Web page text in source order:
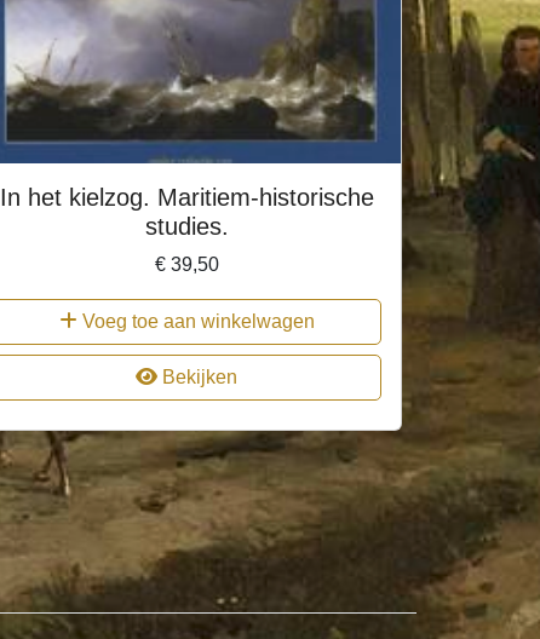
In het kielzog. Maritiem-historische
studies.
€39,50
Voeg toe aan winkelwagen
Bekijken